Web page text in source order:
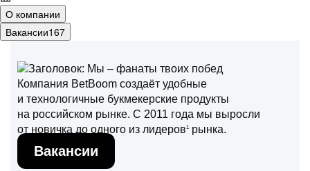
О компании
Вакансии167
Компания BetBoom создаёт удобные
и технологичные букмекерские продукты
на российском рынке. С 2011 года мы выросли
от новичка до одного из лидеров1 рынка.
Вакансии